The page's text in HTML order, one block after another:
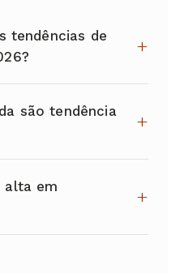
tendências de
são tendência
alta em